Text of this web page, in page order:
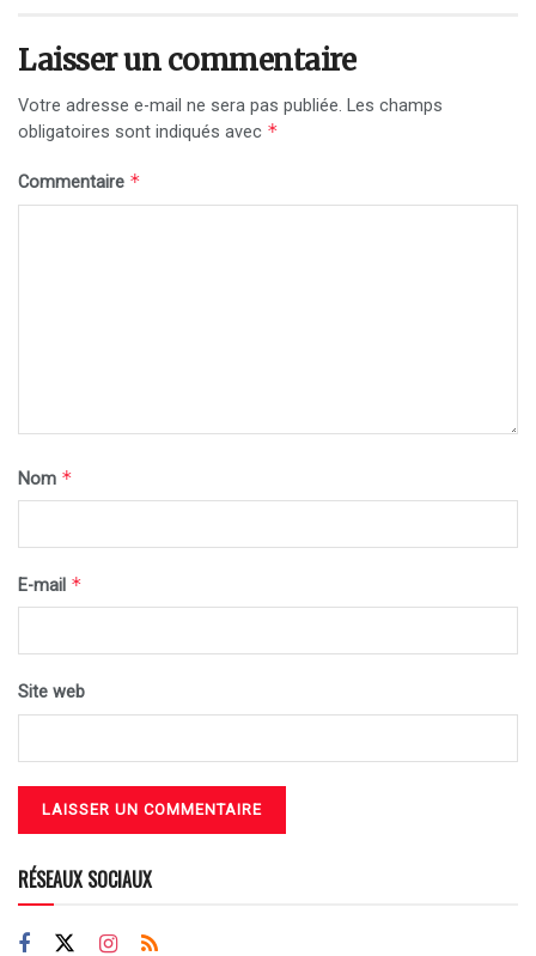
Laisser un commentaire
Votre adresse e-mail ne sera pas publiée. Les champs
obligatoires sont indiqués avec *
Commentaire *
Nom *
E-mail *
Site web
RÉSEAUX SOCIAUX